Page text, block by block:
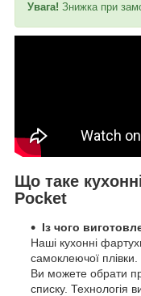
Увага! Знижка при
Що таке
Pocket
Із чого
Наші кухонні
самоклеючої
Ви можете обрати
списку. Технологія